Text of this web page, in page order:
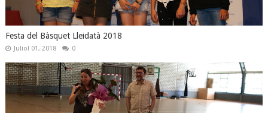
Festa del Bàsquet Lleidatà 2018
Juliol 01, 2018 0